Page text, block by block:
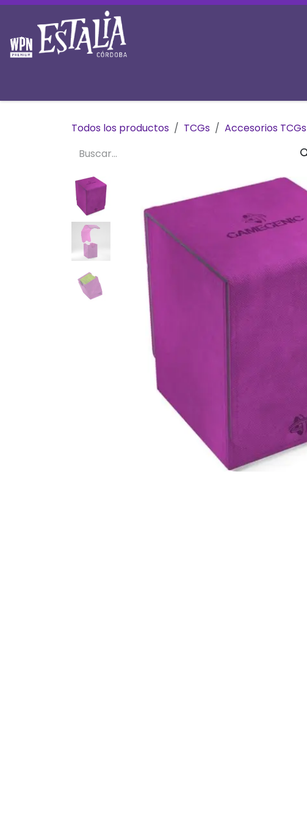
Ir al contenido
Todos los productos TCGs Accesorios TCGs